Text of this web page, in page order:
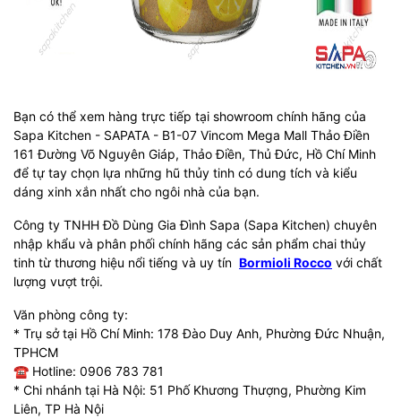
Bạn có thể xem hàng trực tiếp tại showroom chính hãng của
Sapa Kitchen - SAPATA - B1-07 Vincom Mega Mall Thảo Điền
161 Đường Võ Nguyên Giáp, Thảo Điền, Thủ Đức, Hồ Chí Minh
để tự tay chọn lựa những hũ thủy tinh có dung tích và kiểu
dáng xinh xắn nhất cho ngôi nhà của bạn.
Công ty TNHH Đồ Dùng Gia Đình Sapa (Sapa Kitchen) chuyên
nhập khẩu và phân phối chính hãng các sản phẩm chai thủy
tinh từ thương hiệu nổi tiếng và uy tín Bormioli Rocco với chất
lượng vượt trội.
Văn phòng công ty:
* Trụ sở tại Hồ Chí Minh: 178 Đào Duy Anh, Phường Đức Nhuận,
TPHCM
☎ Hotline: 0906 783 781
* Chi nhánh tại Hà Nội: 51 Phố Khương Thượng, Phường Kim
Liên, TP Hà Nội